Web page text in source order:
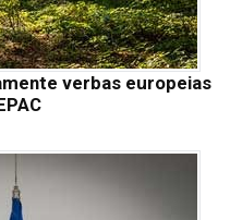
verbas europeias